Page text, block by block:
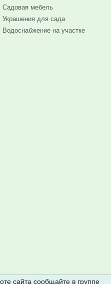
Садовая мебель
Украшения для сада
Водоснабжение на участке
сайта сообщайте в группе